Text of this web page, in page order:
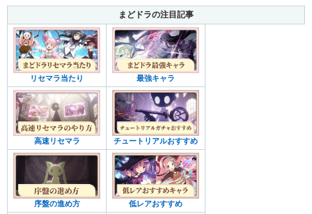
まどドラの注目記事
リセマラ当たり 最強キャラ
高速リセマラ チュートリアルおすすめ
序盤の進め方 低レアおすすめ